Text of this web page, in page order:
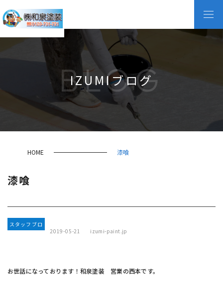
IZUMIブログ
BLOG
HOME 漆喰
漆喰
スタッフブロ
2019-05-21 izumi-paint.jp
お世話になっております！和泉塗装 営業の西本です。